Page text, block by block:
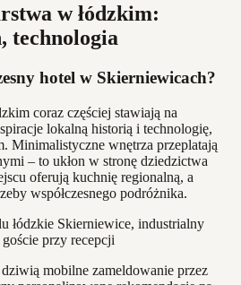
w łódzkim:
technologia
hotel w Skierniewicach?
coraz częściej stawiają na
lokalną historią i technologię,
Minimalistyczne wnętrza przeplatają
– to ukłon w stronę dziedzictwa
oferują kuchnię regionalną, a
współczesnego podróżnika.
mobilne zameldowanie przez